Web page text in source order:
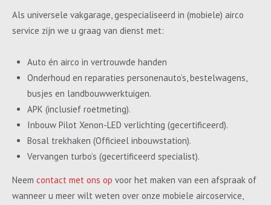
Als universele vakgarage, gespecialiseerd in (mobiele) airco
service zijn we u graag van dienst met:
Auto én airco in vertrouwde handen
Onderhoud en reparaties personenauto’s, bestelwagens,
busjes en landbouwwerktuigen.
APK (inclusief roetmeting).
Inbouw Pilot Xenon-LED verlichting (gecertificeerd).
Bosal trekhaken (Officieel inbouwstation).
Vervangen turbo’s (gecertificeerd specialist).
Neem contact met ons op voor het maken van een afspraak of
wanneer u meer wilt weten over onze mobiele aircoservice,